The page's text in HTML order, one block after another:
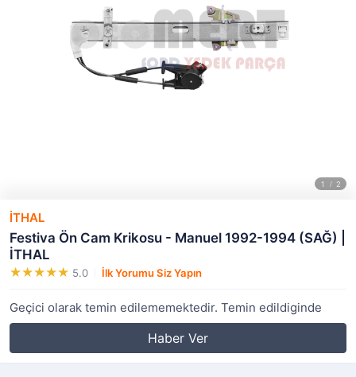
İTHAL
Festiva Ön Cam Krikosu - Manuel 1992-1994 (SAĞ) |
İTHAL
5.0 İlk Yorumu Siz Yapın
Geçici olarak temin edilememektedir. Temin edildiginde
Haber Ver